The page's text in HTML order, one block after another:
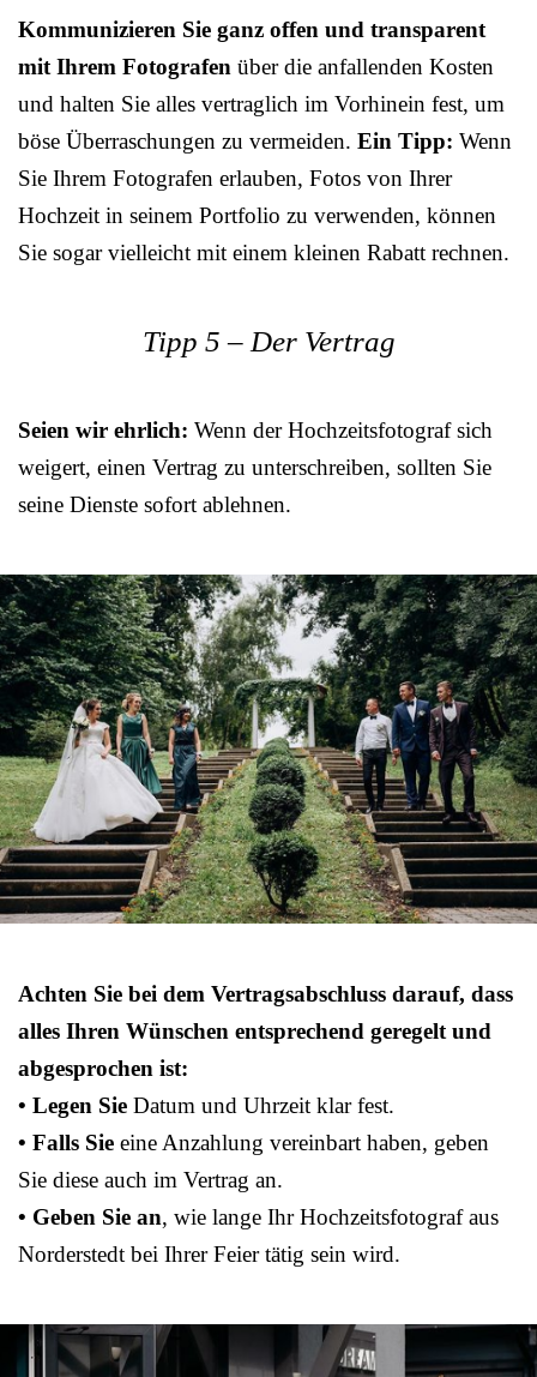
Kommunizieren Sie ganz offen und transparent
mit Ihrem Fotografen über die anfallenden Kosten
und halten Sie alles vertraglich im Vorhinein fest, um
böse Überraschungen zu vermeiden. Ein Tipp: Wenn
Sie Ihrem Fotografen erlauben, Fotos von Ihrer
Hochzeit in seinem Portfolio zu verwenden, können
Sie sogar vielleicht mit einem kleinen Rabatt rechnen.
Tipp 5 – Der Vertrag
Seien wir ehrlich: Wenn der Hochzeitsfotograf sich
weigert, einen Vertrag zu unterschreiben, sollten Sie
seine Dienste sofort ablehnen.
Achten Sie bei dem Vertragsabschluss darauf, dass
alles Ihren Wünschen entsprechend geregelt und
abgesprochen ist:
• Legen Sie Datum und Uhrzeit klar fest.
• Falls Sie eine Anzahlung vereinbart haben, geben
Sie diese auch im Vertrag an.
• Geben Sie an, wie lange Ihr Hochzeitsfotograf aus
Norderstedt bei Ihrer Feier tätig sein wird.